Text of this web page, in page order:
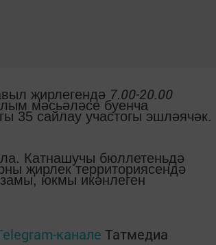
җирлегендә 7.00-20.00
мәсьәләсе буенча
35 сайлау участогы эшләячәк.
Катнашучы бюллетеньдә
җирлек территориясендә
юкмы икәнлеген
канале Татмедиа